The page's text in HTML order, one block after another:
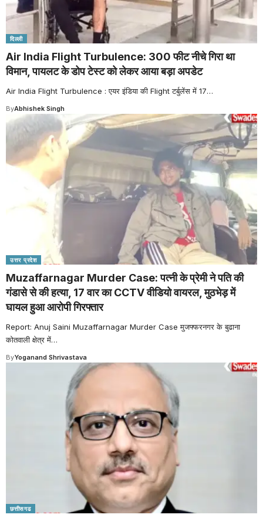
दिल्ली
Air India Flight Turbulence: 300 फीट नीचे गिरा था
विमान, पायलट के डोप टेस्ट को लेकर आया बड़ा अपडेट
Air India Flight Turbulence : एयर इंडिया की Flight टर्बुलेंस में 17…
ByAbhishek Singh
उत्तर प्रदेश
Muzaffarnagar Murder Case: पत्नी के प्रेमी ने पति की
गंडासे से की हत्या, 17 वार का CCTV वीडियो वायरल, मुठभेड़ में
घायल हुआ आरोपी गिरफ्तार
Report: Anuj Saini Muzaffarnagar Murder Case मुजफ्फरनगर के बुढाना
कोतवाली क्षेत्र में…
ByYoganand Shrivastava
छत्तीसगढ